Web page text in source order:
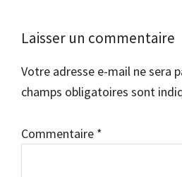
Interactions
lecteur
Laisser un commentaire
Votre adresse e-mail ne sera
champs obligatoires sont
Commentaire *